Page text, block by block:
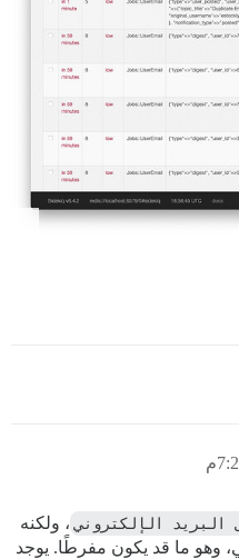
البريد الإلكتروني ، ولكنه
وهو ما قد يكون مفرطًا. يوجد